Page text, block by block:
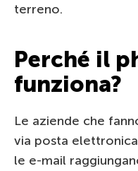
terreno.
Perché il
funziona?
Le aziende che
via posta
le e-mail